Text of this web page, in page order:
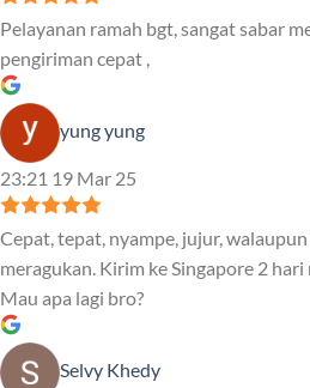
Pelayanan ramah bgt, sangat sabar
pengiriman cepat ,
yung yung
23:21 19 Mar 25
Cepat, tepat, nyampe, jujur,
meragukan. Kirim ke Singapore 2 hari
Mau apa lagi bro?
Selvy Khedy